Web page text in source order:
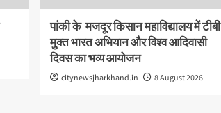
पांकी के ​ मजदूर किसान महाविद्यालय में टीबी
मुक्त भारत अभियान और विश्व आदिवासी
दिवस का भव्य आयोजन
citynewsjharkhand.in 8 August 2026